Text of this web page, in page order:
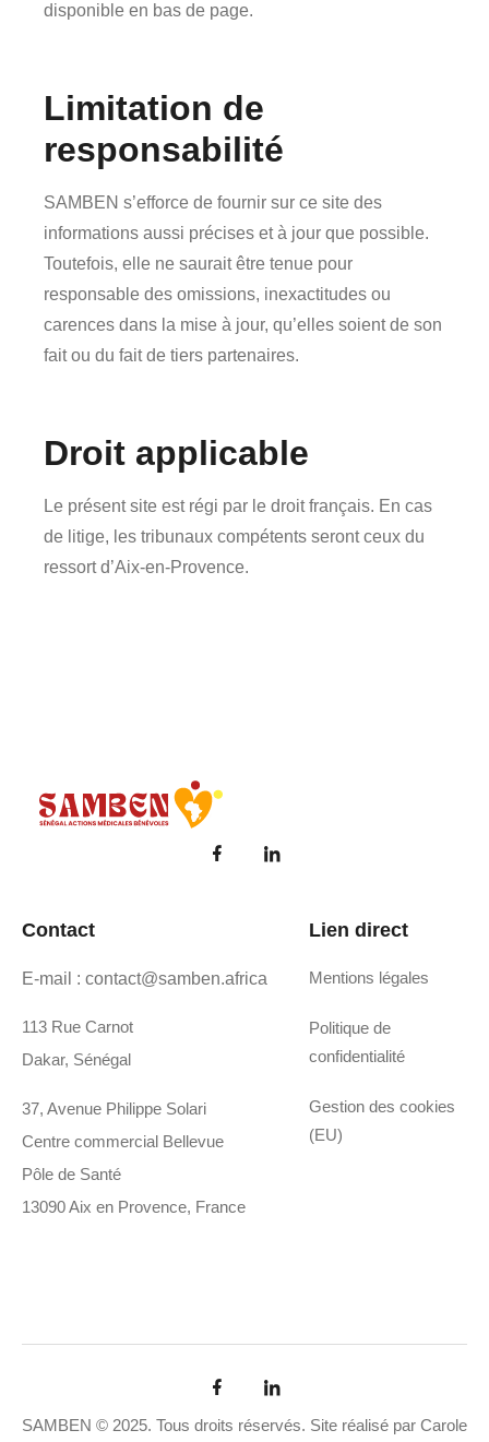
disponible en bas de page.
Limitation de
responsabilité
SAMBEN s’efforce de fournir sur ce site des
informations aussi précises et à jour que possible.
Toutefois, elle ne saurait être tenue pour
responsable des omissions, inexactitudes ou
carences dans la mise à jour, qu’elles soient de son
fait ou du fait de tiers partenaires.
Droit applicable
Le présent site est régi par le droit français. En cas
de litige, les tribunaux compétents seront ceux du
ressort d’Aix-en-Provence.
Samben
Réparons les coeurs de l'avenir du Sénégal
Contact
E-mail : contact@samben.africa
113 Rue Carnot
Dakar, Sénégal
37, Avenue Philippe Solari
Centre commercial Bellevue
Pôle de Santé
13090 Aix en Provence, France
Lien direct
Mentions légales
Politique de
confidentialité
Gestion des cookies
(EU)
SAMBEN © 2025. Tous droits réservés. Site réalisé par Carole